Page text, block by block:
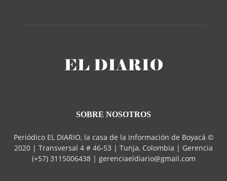
SOBRE NOSOTROS
Periódico EL DIARIO, la casa de la información de Boyacá ©
2020 | Transversal 4 # 46-53 | Tunja, Colombia | Gerencia
(+57) 3115006438 | gerenciaeldiario@gmail.com